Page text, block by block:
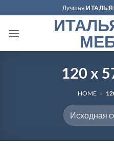
to
content
Лучшая
120 x
HOME »